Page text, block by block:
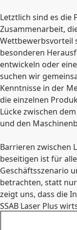
Letztlich sind es die
Zusammenarbeit,
Wettbewerbsvorteil
besonderen
entwickeln oder
suchen wir
Kenntnisse in der
die einzelnen
Lücke zwischen
und den
Barrieren zwischen
beseitigen ist für
Geschäftsszenario
betrachten, statt
zeigt uns, dass die
SSAB Laser Plus